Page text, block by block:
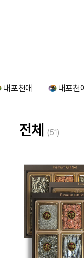
내포천애 내포천
전체 (51)